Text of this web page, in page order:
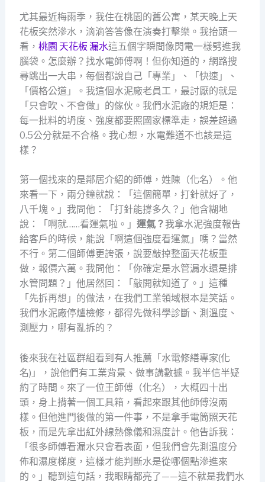
尤其最近梅雨季，我住在桃園的舊公寓，某天晚上天
花板突然滲水，滴滴答答像在演奏打擊樂。我抬頭一
看， 桃園 天花板 漏水這五個字瞬間像閃電一樣劈進我
腦袋。怎麼辦？找水電師傅啊！但你知道的，網路搜
尋跳出一大串，每個都說自己「專業」、「快速」、
「價格公道」。我這個水泥廠老員工，最討厭的就是
「只會吹、不會做」的傢伙。我們水泥廠的規矩是：
每一批料的坍度、強度都要照國家標準走，誤差超過
0.5公分就是不合格。我心想，水電難道不也該是這
樣？
第一個找來的是鄰居介紹的師傅，姓陳（化名）。他
來看一下，兩分鐘就說：「這個簡單，打針就好了，
八千塊。」我問他：「打針能撐多久？」他含糊地
說：「啊就……看運氣啦。」 運氣？我拿水泥強度報告
給客戶的時候，能說「啊這個強度看運氣」嗎？當然
不行。第二個師傅更誇張，說要敲掉整面天花板重
做，報價六萬。我問他：「你確定是水管漏水還是排
水管問題？」他居然回：「敲開就知道了。」這種
「先拆再想」的做法，在我們工業領域根本是笑話。
我們水泥廠停爐檢修，都得先做科學診斷、測溫度、
測壓力，哪有亂拆的？
後來我在社區群組看到有人推薦「水電修繕專家(化
名)」，說他們有工業背景、做事講數據。我半信半疑
約了時間。來了一位王師傅（化名），大概四十出
頭，身上揹著一個工具箱，看起來跟其他師傅沒兩
樣。但他進門後做的第一件事，不是拿手電筒照天花
板，而是先拿出紅外線熱像儀和濕度計。他告訴我：
「很多師傅看漏水只會看表面，但我們會先測溫度分
佈和濕度梯度，這樣才能判斷水是從哪個點滲進來
的。」聽到這句話，我眼睛都亮了——這不就是我們水